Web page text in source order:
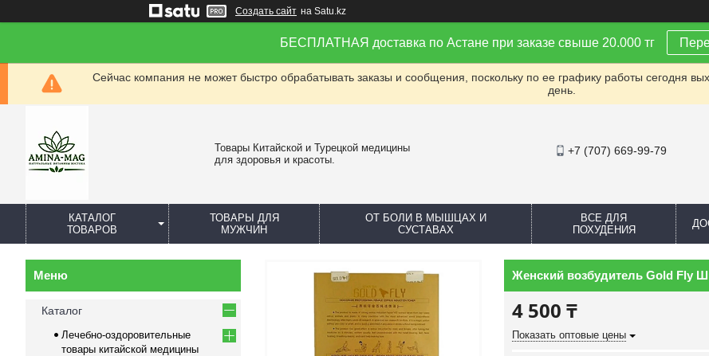
Создать сайт на Satu.kz
БЕСПЛАТНАЯ доставка по Астане при заказе свыше 20.000 тг
Сейчас компания не может быстро обрабатывать заказы и сообщения, поскольку по ее графику работы сегодня
день.
Товары Китайской и Турецкой медицины
для здоровья и красоты.
+7 (707) 669-99-79
КАТАЛОГ
ТОВАРОВ
ТОВАРЫ ДЛЯ
МУЖЧИН
ОТ БОЛИ В МЫШЦАХ И
СУСТАВАХ
ВСЕ ДЛЯ
ПОХУДЕНИЯ
Женский возбудитель Gold Fly
4 500 ₸
Показать оптовые цены
Каталог
Лечебно-оздоровительные
товары китайской медицины